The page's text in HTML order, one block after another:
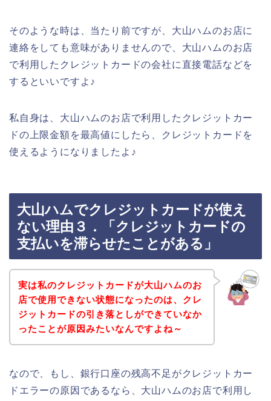
そのような時は、当たり前ですが、大山ハムのお店に
連絡をしても意味がありませんので、大山ハムのお店
で利用したクレジットカードの会社に直接電話などを
するといいですよ♪
私自身は、大山ハムのお店で利用したクレジットカー
ドの上限金額を最高値にしたら、クレジットカードを
使えるようになりましたよ♪
大山ハムでクレジットカードが使え
ない理由３．「クレジットカードの
支払いを滞らせたことがある」
実は私のクレジットカードが大山ハムのお
店で使用できない状態になったのは、クレ
ジットカードの引き落としができていなか
ったことが原因みたいなんですよね～
なので、もし、銀行口座の残高不足がクレジットカー
ドエラーの原因であるなら、大山ハムのお店で利用し